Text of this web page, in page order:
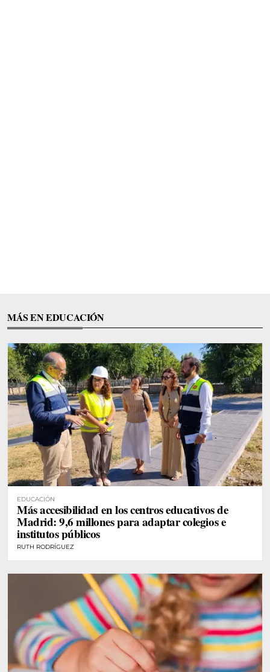
MÁS EN EDUCACIÓN
EDUCACIÓN
Más accesibilidad en los centros educativos de
Madrid: 9,6 millones para adaptar colegios e
institutos públicos
RUTH RODRÍGUEZ